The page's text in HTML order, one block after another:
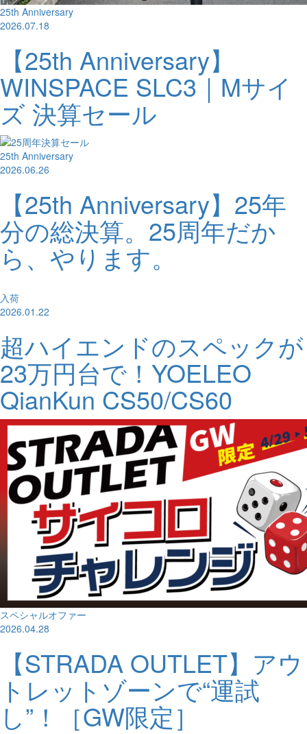
25th Anniversary
2026.07.18
【25th Anniversary】
WINSPACE SLC3｜Mサイ
ズ 決算セール
25th Anniversary
2026.06.26
【25th Anniversary】25年
分の総決算。25周年だか
ら、やります。
入荷
2026.01.22
超ハイエンドのスペックが
23万円台で！YOELEO
QianKun CS50/CS60
スペシャルオファー
2026.04.28
【STRADA OUTLET】アウ
トレットゾーンで“運試
し”！［GW限定］